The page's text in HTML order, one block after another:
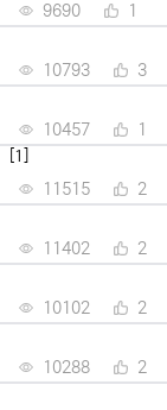
9690 1
10793 3
10457 1
[1]
11515 2
11402 2
10102 2
10288 2